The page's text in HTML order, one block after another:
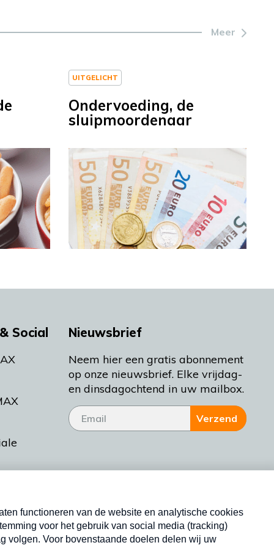
Meer
UITGELICHT
Ondervoeding, de
sluipmoordenaar
Social
Bakt
Nieuwsbrief
Neem hier een gratis abonnement
op onze nieuwsbrief. Elke vrijdag-
en dinsdagochtend in uw mailbox.
Verzend
Nieuwsbrief